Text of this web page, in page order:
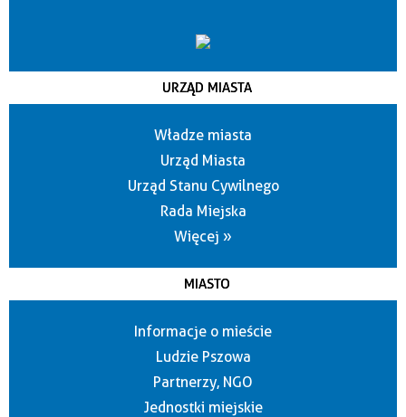
URZĄD MIASTA
Władze miasta
Urząd Miasta
Urząd Stanu Cywilnego
Rada Miejska
Więcej »
MIASTO
Informacje o mieście
Ludzie Pszowa
Partnerzy, NGO
Jednostki miejskie